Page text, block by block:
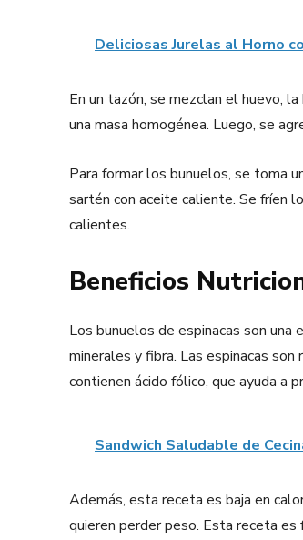
Deliciosas Jurelas al Horno
En un tazón, se mezclan el huevo,
una masa homogénea. Luego, se
Para formar los bunuelos, se toma
sartén con aceite caliente. Se fríen
calientes.
Beneficios
Los bunuelos de espinacas son una
minerales y fibra. Las espinacas son
contienen ácido fólico, que ayuda a
Sandwich Saludable de
Además, esta receta es baja en
quieren perder peso. Esta receta